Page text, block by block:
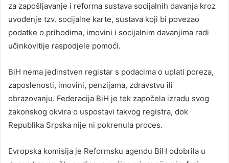
za zapošljavanje i reforma sustava socijalnih davanja kroz
uvođenje tzv. socijalne karte, sustava koji bi povezao
podatke o prihodima, imovini i socijalnim davanjima radi
učinkovitije raspodjele pomoći.
BiH nema jedinstven registar s podacima o uplati poreza,
zaposlenosti, imovini, penzijama, zdravstvu ili
obrazovanju. Federacija BiH je tek započela izradu svog
zakonskog okvira o uspostavi takvog registra, dok
Republika Srpska nije ni pokrenula proces.
Evropska komisija je Reformsku agendu BiH odobrila u